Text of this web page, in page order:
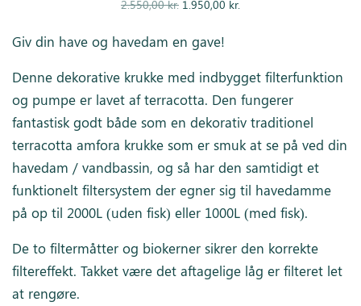
2.550,00kr.
Den
pris var:
1.950,00 kr.
Giv din have og havedam en gave!
Denne dekorative krukke med indbygget filterfunktion
og pumpe er lavet af terracotta. Den fungerer
fantastisk godt både som en dekorativ traditionel
terracotta amfora krukke som er smuk at se på ved din
havedam / vandbassin, og så har den samtidigt et
funktionelt filtersystem der egner sig til havedamme
på op til 2000L (uden fisk) eller 1000L (med fisk).
De to filtermåtter og biokerner sikrer den korrekte
filtereffekt. Takket være det aftagelige låg er filteret let
at rengøre.